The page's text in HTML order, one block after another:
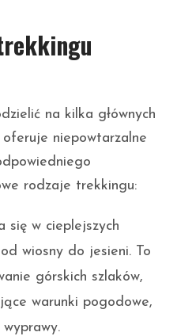
na kilka głównych
niepowtarzalne
rodzaje trekkingu:
się w cieplejszych
wiosny do jesieni. To
górskich szlaków,
warunki pogodowe,
wyprawy.